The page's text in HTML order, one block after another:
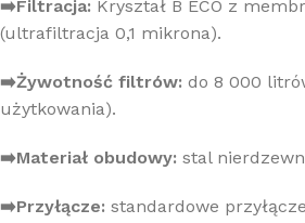
➡️Filtracja: Kryształ B ECO z
(ultrafiltracja 0,1 mikrona).
➡️Żywotność filtrów: do 8 000
użytkowania).
➡️Materiał obudowy: stal
➡️Przyłącze: standardowe